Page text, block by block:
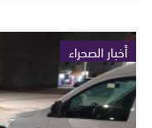
أخبار الصحراء